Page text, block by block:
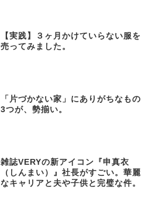
【実践】３ヶ月かけていらない服を
売ってみました。
「片づかない家」にありがちなもの
3つが、勢揃い。
雑誌VERYの新アイコン『申真衣
（しんまい）』社長がすごい。華麗
なキャリアと夫や子供と完璧な件。